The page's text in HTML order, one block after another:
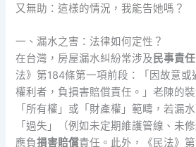
又無助：這樣的情況，我能告她嗎？
一、漏水之害：法律如何定性？
在台灣，房屋漏水糾紛常涉及 民事責任
法》第184條第一項前段：「因故意或
權利者，負損害賠償責任。」老陳的
「所有權」或「財產權」範疇，若漏
「過失」（例如未定期維護管線、未
應負損害賠償責任。此外，《民法》